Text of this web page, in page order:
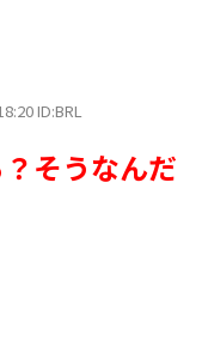
ID:BRL
そうなんだ